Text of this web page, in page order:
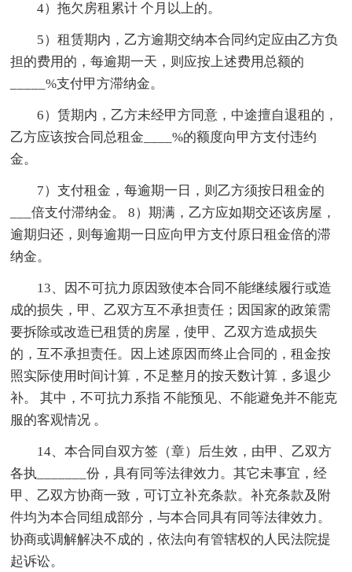
4）拖欠房租累计 个月以上的。
5）租赁期内，乙方逾期交纳本合同约定应由乙方负
担的费用的，每逾期一天，则应按上述费用总额的
_____%支付甲方滞纳金。
6）赁期内，乙方未经甲方同意，中途擅自退租的，
乙方应该按合同总租金____%的额度向甲方支付违约
金。
7）支付租金，每逾期一日，则乙方须按日租金的
___倍支付滞纳金。 8）期满，乙方应如期交还该房屋，
逾期归还，则每逾期一日应向甲方支付原日租金倍的滞
纳金。
13、因不可抗力原因致使本合同不能继续履行或造
成的损失，甲、乙双方互不承担责任；因国家的政策需
要拆除或改造已租赁的房屋，使甲、乙双方造成损失
的，互不承担责任。因上述原因而终止合同的，租金按
照实际使用时间计算，不足整月的按天数计算，多退少
补。 其中，不可抗力系指 不能预见、不能避免并不能克
服的客观情况 。
14、本合同自双方签（章）后生效，由甲、乙双方
各执_______份，具有同等法律效力。其它未事宜，经
甲、乙双方协商一致，可订立补充条款。补充条款及附
件均为本合同组成部分，与本合同具有同等法律效力。
协商或调解解决不成的，依法向有管辖权的人民法院提
起诉讼。